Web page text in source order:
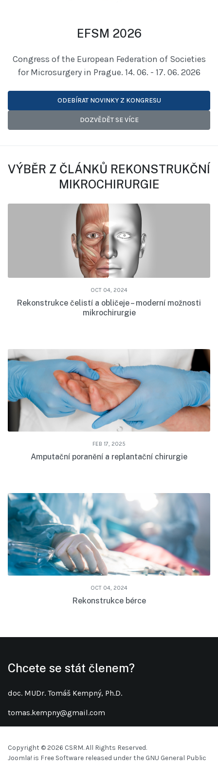
EFSM 2026
Congress of the European Federation of Societies
for Microsurgery in Prague. 14. 06. - 17. 06. 2026
ODEBÍRAT NOVINKY Z KONGRESU
DOZVĚDĚT SE VÍCE
VÝBĚR Z ČLÁNKŮ REKONSTRUKČNÍ
MIKROCHIRURGIE
OCT 04, 2024
Rekonstrukce čelistí a obličeje – moderní možnosti
mikrochirurgie
FEB 17, 2025
Amputační poranění a replantační chirurgie
OCT 04, 2024
Rekonstrukce bérce
Chcete se stát členem?
doc. MUDr. Tomáš Kempný, Ph.D.
tomas.kempny@gmail.com
Copyright © 2026 CSRM. All Rights Reserved.
Joomla! is Free Software released under the GNU General Public